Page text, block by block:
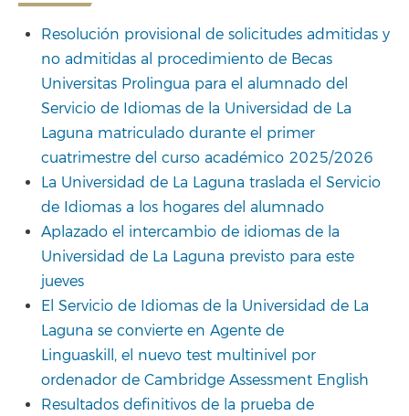
Resolución provisional de solicitudes admitidas y
no admitidas al procedimiento de Becas
Universitas Prolingua para el alumnado del
Servicio de Idiomas de la Universidad de La
Laguna matriculado durante el primer
cuatrimestre del curso académico 2025/2026
La Universidad de La Laguna traslada el Servicio
de Idiomas a los hogares del alumnado
Aplazado el intercambio de idiomas de la
Universidad de La Laguna previsto para este
jueves
El Servicio de Idiomas de la Universidad de La
Laguna se convierte en Agente de
Linguaskill, el nuevo test multinivel por
ordenador de Cambridge Assessment English
Resultados definitivos de la prueba de